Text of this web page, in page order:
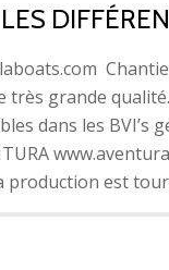
très grande
dans les
production est